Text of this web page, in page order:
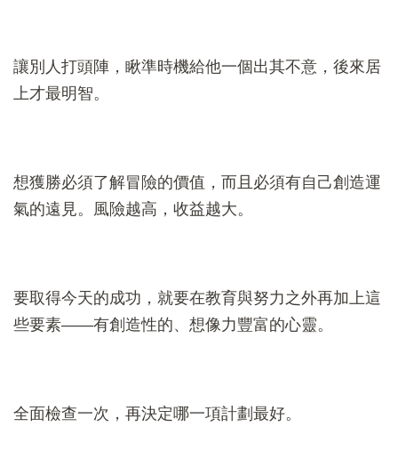
讓別人打頭陣，瞅準時機給他一個出其不意，後來居
上才最明智。
想獲勝必須了解冒險的價值，而且必須有自己創造運
氣的遠見。風險越高，收益越大。
要取得今天的成功，就要在教育與努力之外再加上這
些要素——有創造性的、想像力豐富的心靈。
全面檢查一次，再決定哪一項計劃最好。